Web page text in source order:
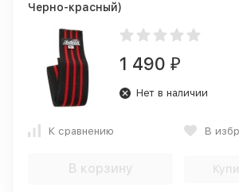
Черно-красный)
1 490 ₽
Нет в наличии
К сравнению В
В корзину